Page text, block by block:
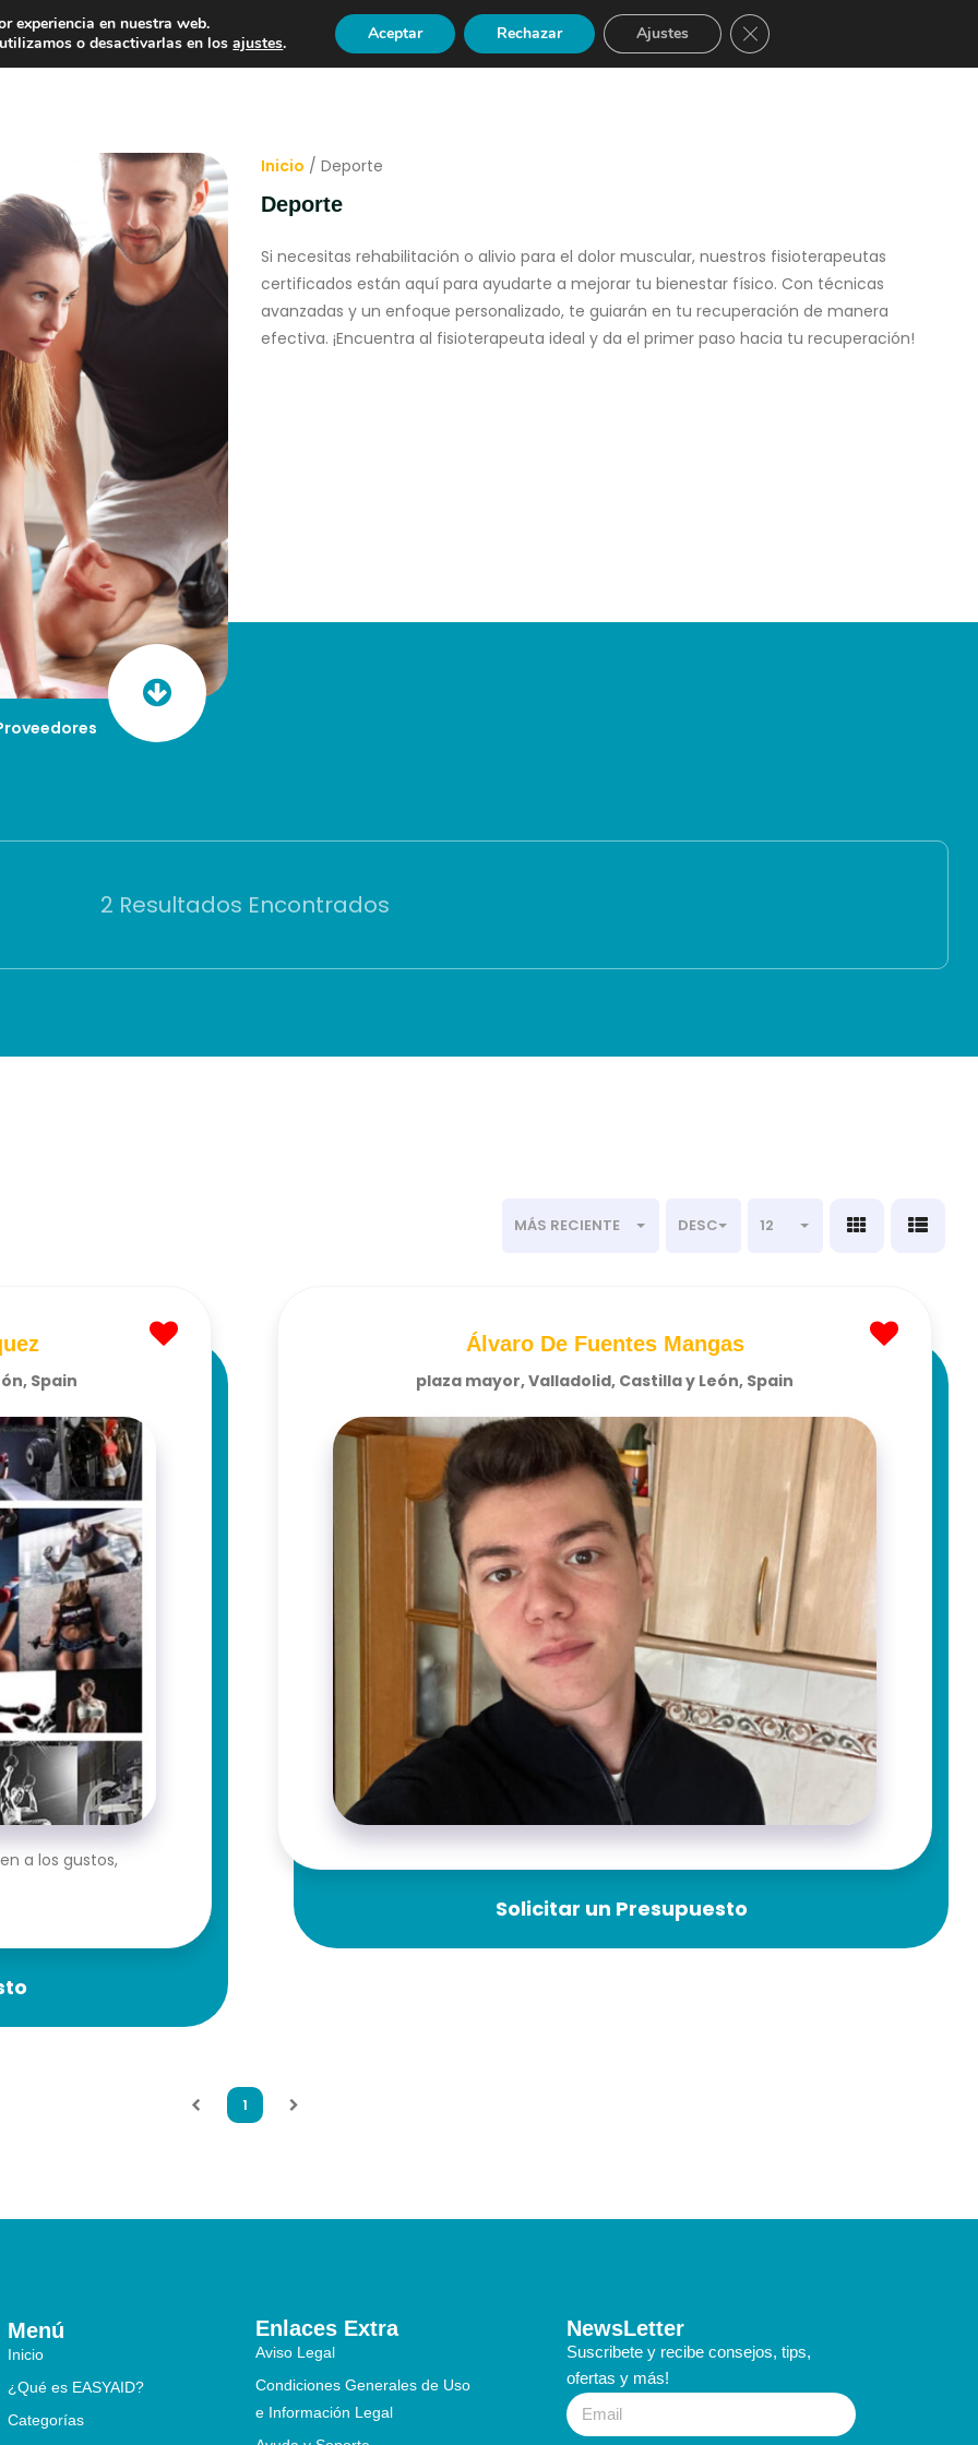
INICIO DE SESIÓN
COLABORADORES OFERTAS DE TRABAJO CONTACTO
Inicio / Deporte
Deporte
Si necesitas rehabilitación o alivio para el dolor muscular, nuestros fisioterapeutas
certificados están aquí para ayudarte a mejorar tu bienestar físico. Con técnicas
avanzadas y un enfoque personalizado, te guiarán en tu recuperación de manera
efectiva. ¡Encuentra al fisioterapeuta ideal y da el primer paso hacia tu recuperación!
2 Resultados Encontrados
MÁS RECIENTE DESC 12
Spain
a los gustos,
Álvaro De Fuentes Mangas
plaza mayor, Valladolid, Castilla y León, Spain
Solicitar un Presupuesto
1
Menú
Inicio
¿Qué es EASYAID?
Categorías
Enlaces Extra
Aviso Legal
Condiciones Generales de Uso
e Información Legal
NewsLetter
Suscribete y recibe consejos, tips,
ofertas y más!
experiencia en nuestra web.
o desactivarlas en losajustes. Aceptar Rechazar Ajustes Cerrar el banner de cookies